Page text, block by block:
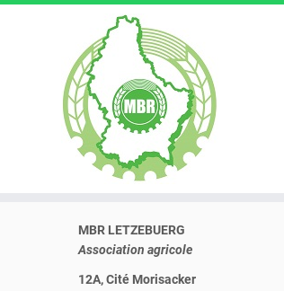
MBR LETZEBUERG
Association agricole
12A, Cité Morisacker